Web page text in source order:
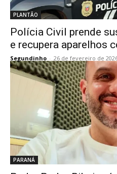
PLANTÃO
Polícia Civil prende
e recupera aparelhos
Segundinho - 26 de fevereiro de
PARANÁ